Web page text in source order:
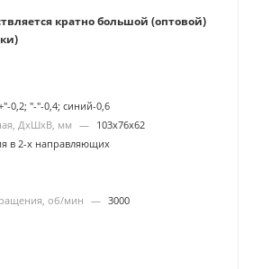
кратно большой (оптовой)
0,2; "-"-0,4; синий-0,6
ДхШхВ, мм — 103х76х62
в 2-х направляющих
об/мин — 3000